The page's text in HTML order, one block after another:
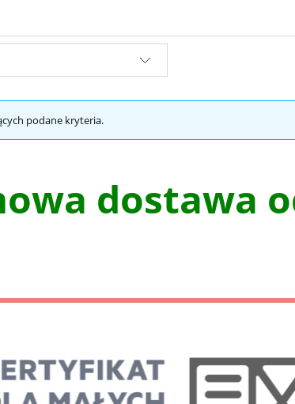
podane kryteria.
dostawa